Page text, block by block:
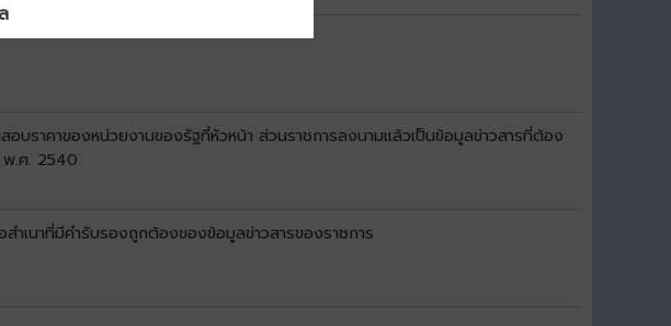
อบราคาของหน่วยงานของรัฐที่หัวหน้า ส่วนราชการลงนามแล้วเป็นข้อมูลข่าวสารที่ต้อง
พ.ศ. 2540
สำเนาที่มีคำรับรองถูกต้องของข้อมูลข่าวสารของราชการ